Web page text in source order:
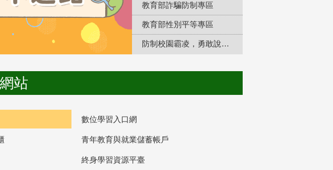
教育部詐騙防制專區
教育部性別平等專區
防制校園霸凌，勇敢說出來！
站
數位學習入口網
青年教育與就業儲蓄帳戶
終身學習資源平臺